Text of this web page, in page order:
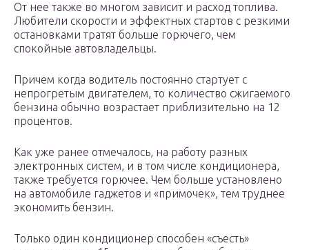
От нее также во многом зависит и расход топлива.
Любители скорости и эффектных стартов с резкими
остановками тратят больше горючего, чем
спокойные автовладельцы.
Причем когда водитель постоянно стартует с
непрогретым двигателем, то количество сжигаемого
бензина обычно возрастает приблизительно на 12
процентов.
Как уже ранее отмечалось, на работу разных
электронных систем, и в том числе кондиционера,
также требуется горючее. Чем больше установлено
на автомобиле гаджетов и «примочек», тем труднее
экономить бензин.
Только один кондиционер способен «съесть»